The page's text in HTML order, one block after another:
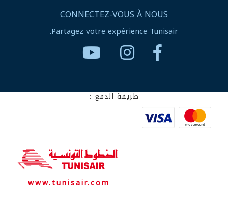
CONNECTEZ-VOUS À NOUS
Partagez votre expérience Tunisair.
طريقة الدفع :
www.tunisair.com